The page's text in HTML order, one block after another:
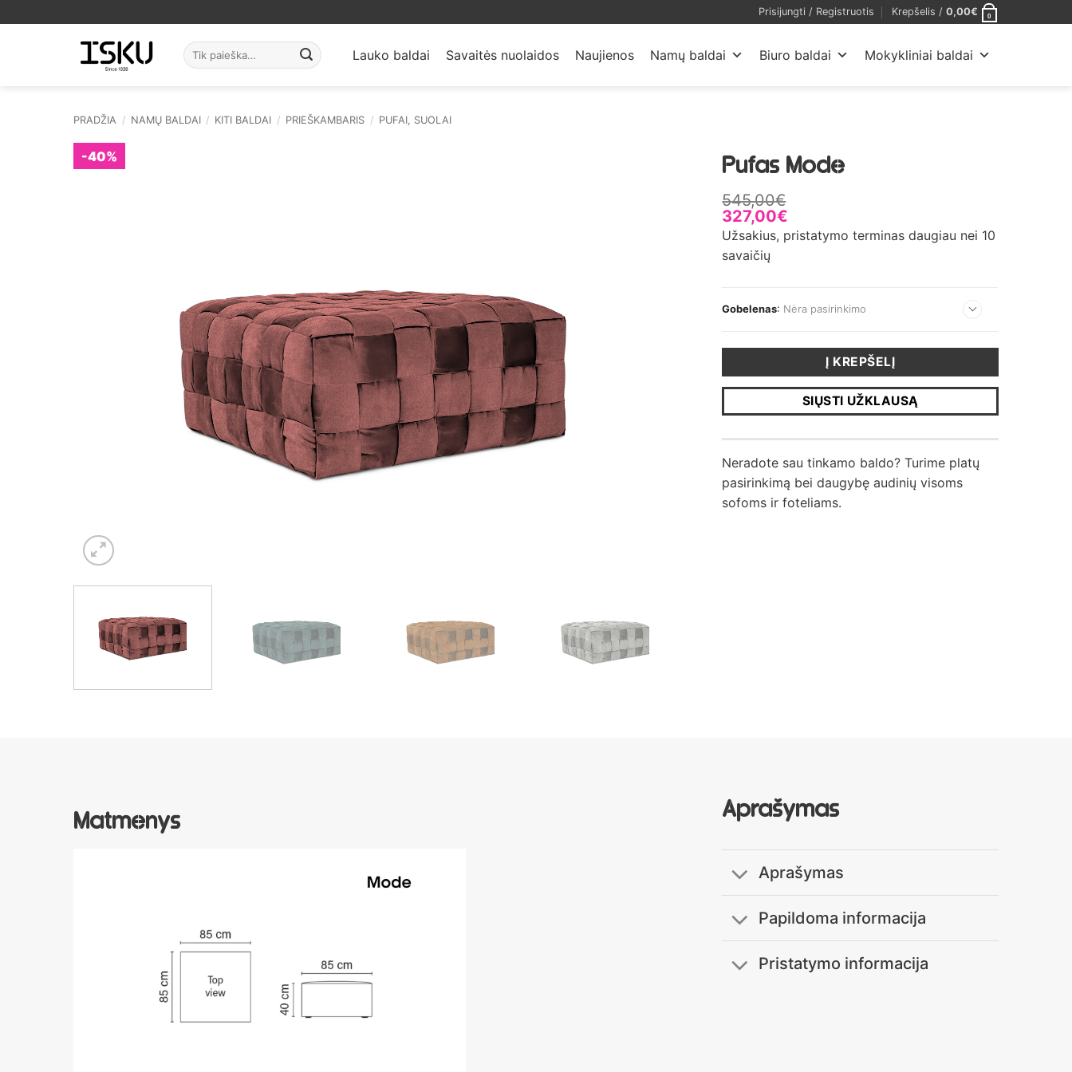
to
Prisijungti / Registruotis Krepšelis / 0,00€ 0
Ieškoti: Lauko baldai Savaitės nuolaidos Naujienos Namų baldai Biuro baldai Mokykliniai baldai
PRADŽIA / NAMŲ BALDAI / KITI BALDAI / PRIEŠKAMBARIS / PUFAI, SUOLAI
-40%
Pufas Mode
545,00€
327,00€
Užsakius, pristatymo terminas daugiau nei 10
savaičių
Gobelenas: Nėra pasirinkimo
Į KREPŠELĮ
SIŲSTI UŽKLAUSĄ
Neradote sau tinkamo baldo? Turime platų
pasirinkimą bei daugybę audinių visoms
sofoms ir foteliams.
Matmenys
Aprašymas
Aprašymas
Papildoma informacija
Pristatymo informacija